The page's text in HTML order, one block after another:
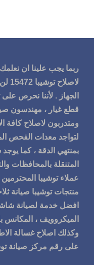
ربما يجب علينا ان
الجهاز . لأننا نحرص
قطع غيار ، مهندسون
ومتدربون لاصلاح كافة
لتواجد معدات الفحص
بمنتهي الدقة ، كما
المتنقلة بالمحافظات
عملاء توشيبا
الميكروويف ، المكانس
وكذلك اصلاح غسالة
على رقم مركز صيانة